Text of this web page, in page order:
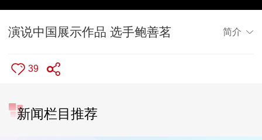
演说中国展示作品 选手鲍善茗 简介
39
新闻栏目推荐